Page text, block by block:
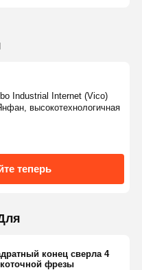
Industrial Internet (Vico)
высокотехнологичная
теперь
конец сверла 4
фрезы